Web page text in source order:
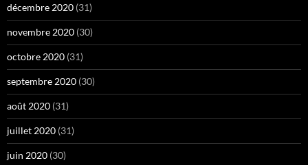
décembre 2020 (31)
novembre 2020 (30)
octobre 2020 (31)
septembre 2020 (30)
août 2020 (31)
juillet 2020 (31)
juin 2020 (30)